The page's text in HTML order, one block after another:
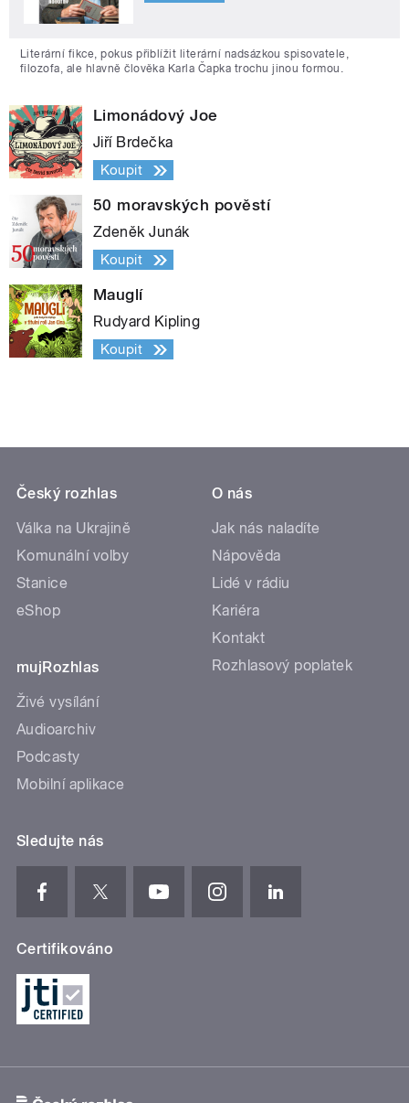
Literární fikce, pokus přiblížit literární nadsázkou spisovatele,
filozofa, ale hlavně člověka Karla Čapka trochu jinou formou.
Limonádový Joe
Jiří Brdečka
Koupit
50 moravských pověstí
Zdeněk Junák
Koupit
Mauglí
Rudyard Kipling
Koupit
Český rozhlas
Válka na Ukrajině
Komunální volby
Stanice
eShop
mujRozhlas
Živé vysílání
Audioarchiv
Podcasty
Mobilní aplikace
O nás
Jak nás naladíte
Nápověda
Lidé v rádiu
Kariéra
Kontakt
Rozhlasový poplatek
Sledujte nás
Certifikováno